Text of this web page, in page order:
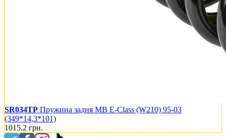
SR034TP Пружина задня MB E-Class (W210) 95-03
(349*14,3*101)
1015.2 грн.